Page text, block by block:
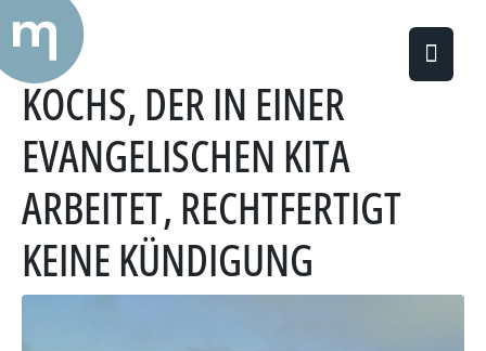
KIRCHENAUSTRITT EINES
KOCHS, DER IN EINER
EVANGELISCHEN KITA
ARBEITET, RECHTFERTIGT
KEINE KÜNDIGUNG